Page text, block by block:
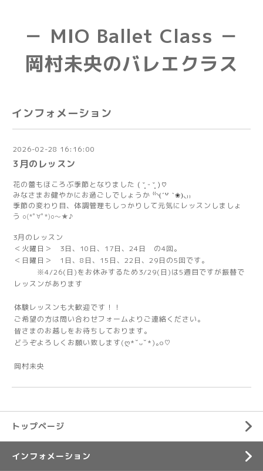
－ MIO Ballet Class －
岡村未央のバレエクラス
インフォメーション
2026-02-28 16:16:00
3月のレッスン
花の蕾もほころぶ季節となりました ( ˘͈ ᵕ ˘͈ )♡
みなさまお健やかにお過ごしでしょうか ⁽⁽◝(´꒵ `❀)◟₎₎
季節の変わり目、体調管理もしっかりして元気にレッスンしましょ
う o(*ﾟ∀ﾟ*)o～★♪
3月のレッスン
＜火曜日＞ 3日、10日、17日、24日 の4回。
＜日曜日＞ 1日、8日、15日、22日、29日の5回です。
※4/26(日)をお休みするため3/29(日)は5週目ですが振替で
レッスンがあります
体験レッスンも大歓迎です！！
ご希望の方は問い合わせフォームよりご連絡ください。
皆さまのお越しをお待ちしております。
どうぞよろしくお願い致します(ღ*ˇᴗˇ*)｡o♡
岡村未央
トップページ
インフォメーション